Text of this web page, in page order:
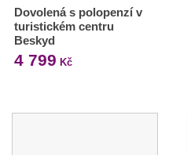
Dovolená s polopenzí v
turistickém centru
Beskyd
4 799 Kč